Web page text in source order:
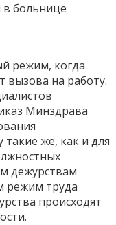
режим, когда
вызова на работу.
Минздрава
же, как и для
дежурствам
режим труда
происходят